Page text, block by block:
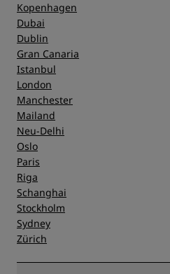
Kopenhagen
Dubai
Dublin
Gran Canaria
Istanbul
London
Manchester
Mailand
Neu-Delhi
Oslo
Paris
Riga
Schanghai
Stockholm
Sydney
Zürich